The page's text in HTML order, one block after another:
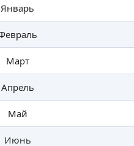
Январь
Март
Апрель
Май
Июнь